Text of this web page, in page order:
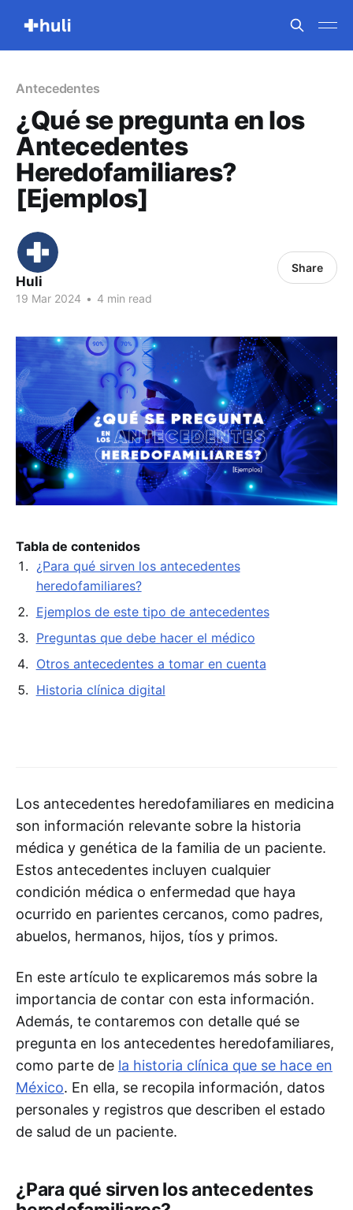
Antecedentes
¿Qué se pregunta en los
Antecedentes
Heredofamiliares?
[Ejemplos]
Huli
19 Mar 2024 • 4 min read
Share
Tabla de contenidos
¿Para qué sirven los antecedentes
heredofamiliares?
Ejemplos de este tipo de antecedentes
Preguntas que debe hacer el médico
Otros antecedentes a tomar en cuenta
Historia clínica digital
Los antecedentes heredofamiliares en medicina
son información relevante sobre la historia
médica y genética de la familia de un paciente.
Estos antecedentes incluyen cualquier
condición médica o enfermedad que haya
ocurrido en parientes cercanos, como padres,
abuelos, hermanos, hijos, tíos y primos.
En este artículo te explicaremos más sobre la
importancia de contar con esta información.
Además, te contaremos con detalle qué se
pregunta en los antecedentes heredofamiliares,
como parte de la historia clínica que se hace en
México. En ella, se recopila información, datos
personales y registros que describen el estado
de salud de un paciente.
¿Para qué sirven los antecedentes